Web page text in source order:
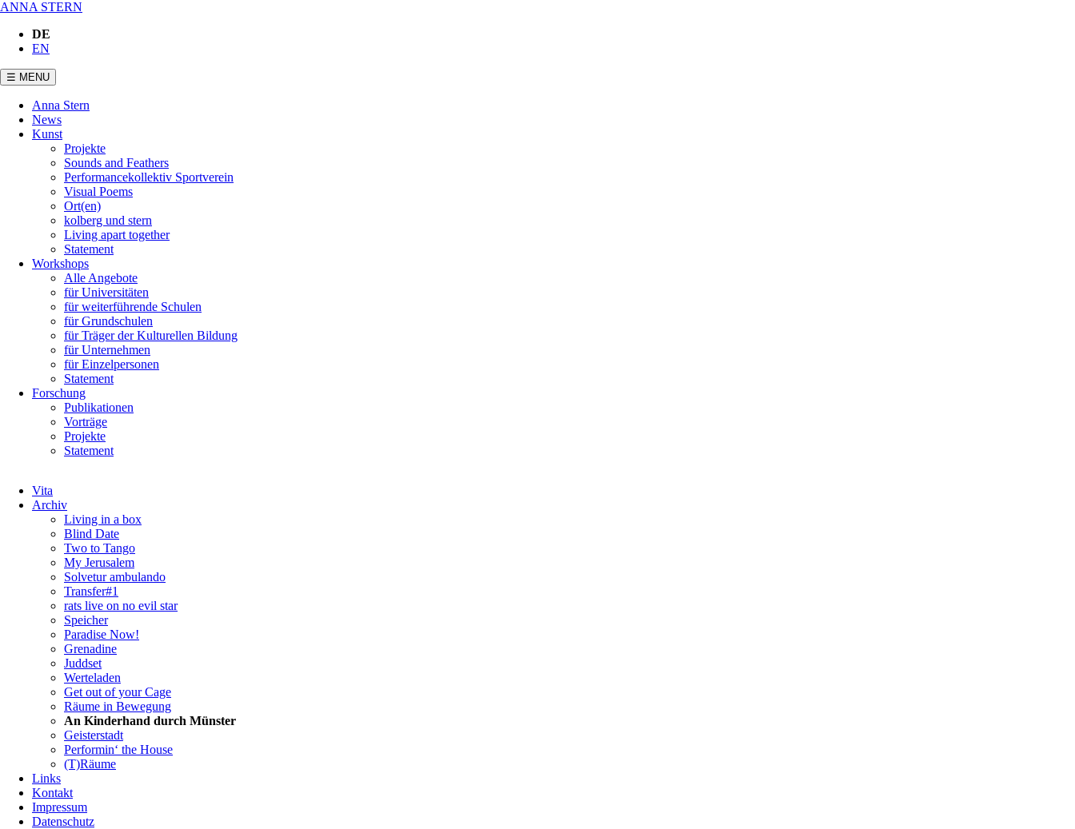
ANNA STERN
DE
EN
☰ MENU
überspringen
Anna Stern
News
Kunst
Projekte
Sounds and Feathers
Performancekollektiv Sportverein
Visual Poems
Ort(en)
kolberg und stern
Living apart together
Statement
Workshops
Alle Angebote
für Universitäten
für weiterführende Schulen
für Grundschulen
für Träger der Kulturellen Bildung
für Unternehmen
für Einzelpersonen
Statement
Forschung
Publikationen
Vorträge
Projekte
Statement
überspringen
Vita
Archiv
Living in a box
Blind Date
Two to Tango
My Jerusalem
Solvetur ambulando
Transfer#1
rats live on no evil star
Speicher
Paradise Now!
Grenadine
Juddset
Werteladen
Get out of your Cage
Räume in Bewegung
An Kinderhand durch Münster
Geisterstadt
Performin‘ the House
(T)Räume
Links
Kontakt
Impressum
Datenschutz